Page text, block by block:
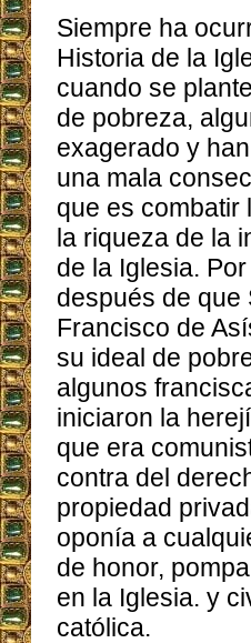
Siempre ha
Historia de la
cuando se
de pobreza,
exagerado y
una mala
que es combatir
la riqueza de la
de la Iglesia.
después de que
Francisco de
su ideal de
algunos
iniciaron la
que era
contra del
propiedad
oponía a
de honor,
en la Iglesia. y
católica.